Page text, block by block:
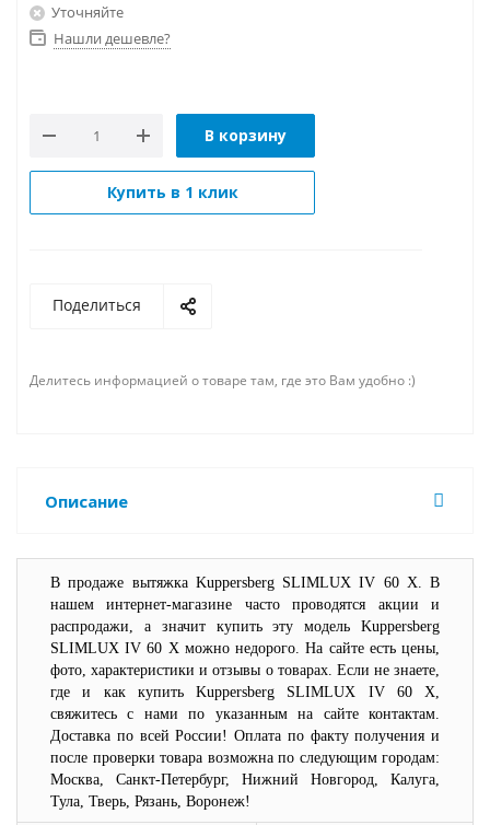
Уточняйте
Нашли дешевле?
В корзину
Купить в 1 клик
Поделиться
Делитесь информацией о товаре там, где это Вам удобно :)
Описание
В продаже вытяжка Kuppersberg SLIMLUX IV 60 X. В
нашем интернет-магазине часто проводятся акции и
распродажи, а значит купить эту модель Kuppersberg
SLIMLUX IV 60 X можно недорого. На сайте есть цены,
фото, характеристики и отзывы о товарах. Если не знаете,
где и как купить Kuppersberg SLIMLUX IV60 X,
свяжитесь с нами по указанным на сайте контактам.
Доставка по всей России! Оплата по факту получения и
после проверки товара возможна по следующим городам:
Москва, Санкт-Петербург, Нижний Новгород, Калуга,
Тула, Тверь, Рязань, Воронеж!